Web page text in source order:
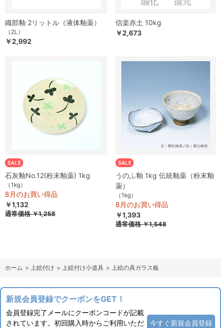
織部釉 2リットル（液体釉薬）
（2L）
￥2,992
信楽赤土 10kg
￥2,673
石灰釉No.12(粉末釉薬) 1kg
（1kg）
8月のお買い得品
￥1,132
通常価格￥1,258
うのふ釉 1kg 伝統釉薬（粉末釉
薬）
（1kg）
8月のお買い得品
￥1,393
通常価格￥1,548
ホーム > 上絵付け > 上絵付け小道具 > 上絵の具ガラス板
新規会員登録でクーポンをGET！
会員登録完了メールにクーポンコードが記載
されています。初回購入時からご利用いただ
今すぐ新規会員登録